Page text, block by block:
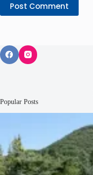
Post Comment
Popular Posts